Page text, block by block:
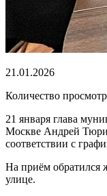
21.01.2026
Количество
21 января глава
Москве Андрей
соответствии с
На приём обратился
улице.